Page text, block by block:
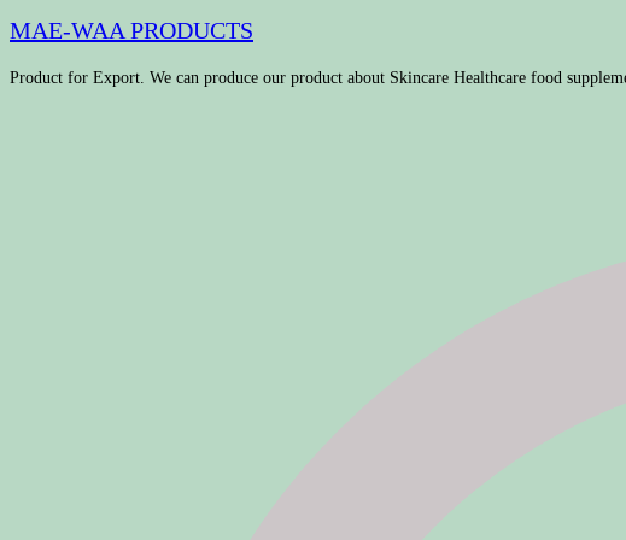
MAE-WAA PRODUCTS
Product for Export. We can produce our product about Skincare Healthcare food